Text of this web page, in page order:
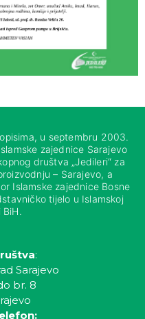
u septembru 2003.
zajednice Sarajevo
društva „Jedileri“ za
– Sarajevo, a
Islamske zajednice Bosne
tijelo u Islamskoj
:
Sarajevo
br. 8